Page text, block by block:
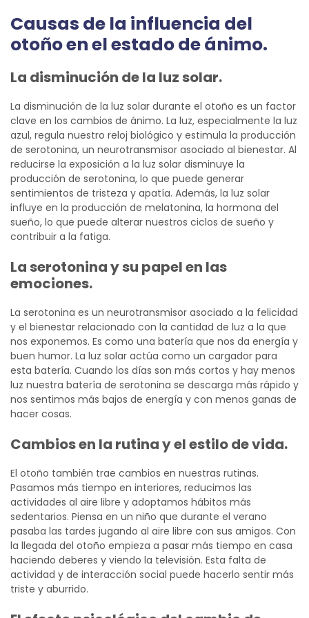
Causas de la influencia del
otoño en el estado de ánimo.
La disminución de la luz solar.
La disminución de la luz solar durante el otoño es un factor
clave en los cambios de ánimo. La luz, especialmente la luz
azul, regula nuestro reloj biológico y estimula la producción
de serotonina, un neurotransmisor asociado al bienestar. Al
reducirse la exposición a la luz solar disminuye la
producción de serotonina, lo que puede generar
sentimientos de tristeza y apatía. Además, la luz solar
influye en la producción de melatonina, la hormona del
sueño, lo que puede alterar nuestros ciclos de sueño y
contribuir a la fatiga.
La serotonina y su papel en las
emociones.
La serotonina es un neurotransmisor asociado a la felicidad
y el bienestar relacionado con la cantidad de luz a la que
nos exponemos. Es como una batería que nos da energía y
buen humor. La luz solar actúa como un cargador para
esta batería. Cuando los días son más cortos y hay menos
luz nuestra batería de serotonina se descarga más rápido y
nos sentimos más bajos de energía y con menos ganas de
hacer cosas.
Cambios en la rutina y el estilo de vida.
El otoño también trae cambios en nuestras rutinas.
Pasamos más tiempo en interiores, reducimos las
actividades al aire libre y adoptamos hábitos más
sedentarios. Piensa en un niño que durante el verano
pasaba las tardes jugando al aire libre con sus amigos. Con
la llegada del otoño empieza a pasar más tiempo en casa
haciendo deberes y viendo la televisión. Esta falta de
actividad y de interacción social puede hacerlo sentir más
triste y aburrido.